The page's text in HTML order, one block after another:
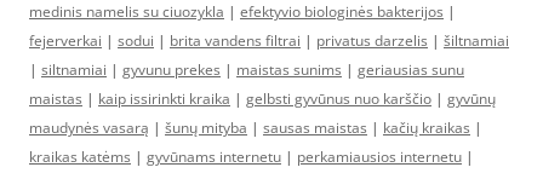
medinis namelis su ciuozykla | efektyvio biologinės bakterijos |
fejerverkai | sodui | brita vandens filtrai | privatus darzelis | šiltnamiai
| siltnamiai | gyvunu prekes | maistas sunims | geriausias sunu
maistas | kaip issirinkti kraika | gelbsti gyvūnus nuo karščio | gyvūnų
maudynės vasarą | šunų mityba | sausas maistas | kačių kraikas |
kraikas katėms | gyvūnams internetu | perkamiausios internetu |